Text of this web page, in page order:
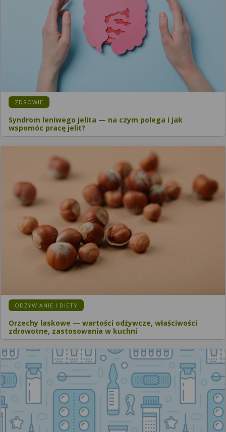
ZDROWIE
Syndrom leniwego jelita — na czym polega i jak
wspomóc pracę jelit?
ODŻYWIANIE I DIETY
Orzechy laskowe — wartości odżywcze, właściwości
zdrowotne, zastosowania w kuchni